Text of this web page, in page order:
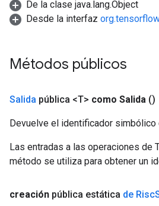
De la clase java.lang.Object
Desde la interfaz
Métodos públicos
Salida pública <T> como Salida ()
Devuelve el identificador simbólico
Las entradas a las operaciones de
método se utiliza para obtener un
creación pública estática de Risc